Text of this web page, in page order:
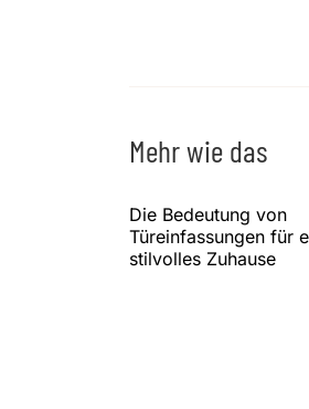
Mehr wie das
Die Bedeutung von
Türeinfassungen für
stilvolles Zuhause